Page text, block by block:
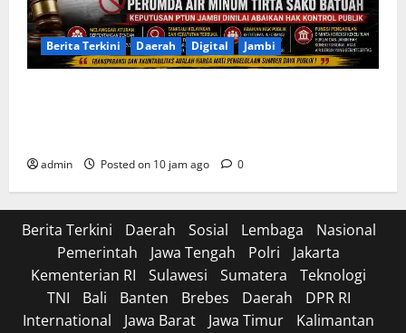
Berita Terkini Daerah Digital Jambi
admin Posted on 10 jam ago 0
Berita Terkini Daerah Sosial Lembaga
Nasional
Pemerintah
Jawa Tengah Polri
Jakarta
Kementerian RI
Sulawesi Sumatera
Teknologi
TNI
Bali Banten Brebes Daerah
DPR RI
International
Jawa Barat Jawa Timur Kalimantan